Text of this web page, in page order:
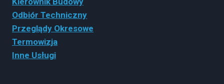
Odbiór Techniczny
Przeglądy Okresowe
Termowizja
Inne Usługi